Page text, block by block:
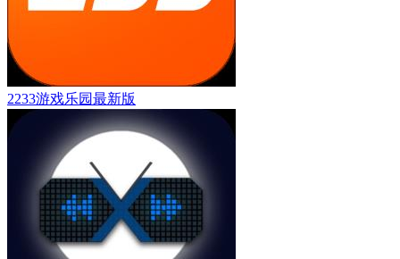
2233游戏乐园最新版